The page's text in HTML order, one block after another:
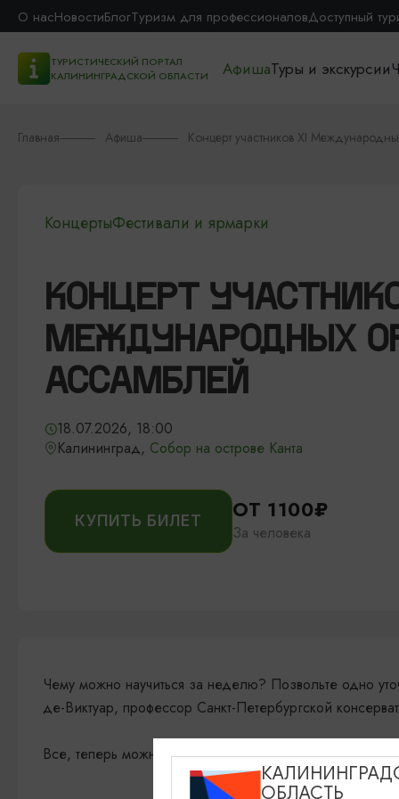
О насНовостиБлогТуризм для профессионаловДоступный
ТУРИСТИЧЕСКИЙ ПОРТАЛ
КАЛИНИНГРАДСКОЙ ОБЛАСТИ
АфишаТуры и экскурсии
Главная Афиша Концерт участников XI
КонцертыФестивали и ярмарки
КОНЦЕРТ
МЕЖДУНАРОДНЫХ
АССАМБЛЕЙ
18.07.2026, 18:00
Калининград, Собор на острове Канта
КУПИТЬ БИЛЕТ ОТ 1100₽
За человека
Чему можно научиться за неделю? Позвольте одно
де-Виктуар, профессор Санкт-Петербургской
Все, теперь можно слушать участников Летней
ОБЛАСТЬ